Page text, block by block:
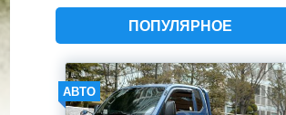
ПОПУЛЯРНОЕ
АВТО